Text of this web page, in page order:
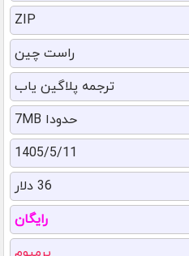
ZIP
راست چین
ترجمه پلاگین یاب
حدودا 7MB
1405/5/11
36 دلار
رایگان